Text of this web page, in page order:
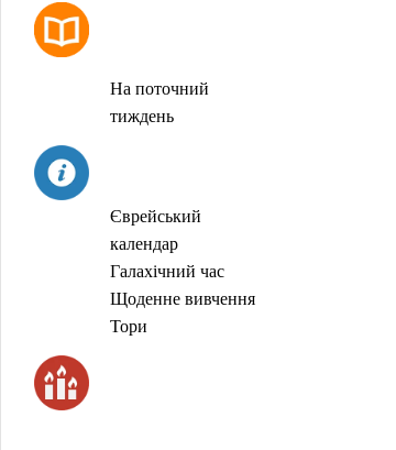
На поточний
тиждень
Єврейський
календар
Галахічний час
Щоденне вивчення
Тори